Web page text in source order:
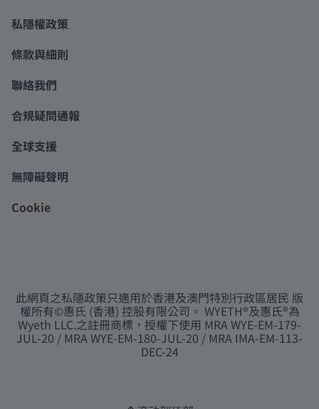
私隱權政策
條款與細則
聯絡我們
合規疑問通報
全球支援
無障礙聲明
Cookie
此網頁之私隱政策只適用於香港及澳門特別行政區居民 版
權所有©惠氏 (香港) 控股有限公司。 WYETH®及惠氏®為
Wyeth LLC.之註冊商標，授權下使用 MRA WYE-EM-179-
JUL-20 / MRA WYE-EM-180-JUL-20 / MRA IMA-EM-113-
DEC-24